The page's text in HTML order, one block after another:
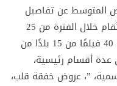
المتوسط عن تفاصيل
برمجته الفنية للدورة الثلاثين التي ستُقام خلال الفترة من 25
أكتوبر إلى 1 نونبر 2025، بعرض أكثر من 40 فيلمًا من 15 بلدًا من
أقسام رئيسية،
”، عروض خفقة قلب،